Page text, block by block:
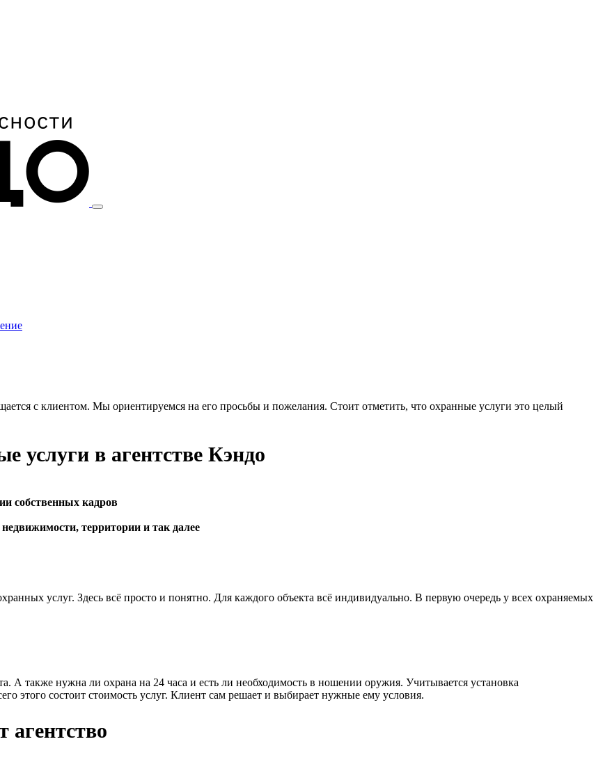
с клиентом. Мы ориентируемся на его просьбы и пожелания. Стоит отметить, что охранные услуги это целый
услуги в агентстве Кэндо
собственных кадров
территории и так далее
услуг. Здесь всё просто и понятно. Для каждого объекта всё индивидуально. В первую очередь у всех охраняемых
А также нужна ли охрана на 24 часа и есть ли необходимость в ношении оружия. Учитывается установка
этого состоит стоимость услуг. Клиент сам решает и выбирает нужные ему условия.
агентство